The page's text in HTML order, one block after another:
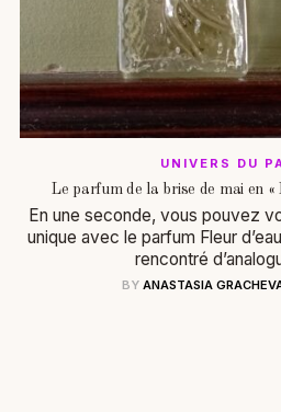
UNIVERS DU
Le parfum de la brise de mai en «
En une seconde, vous pouvez
unique avec le parfum Fleur
rencontré
BY ANASTASIA